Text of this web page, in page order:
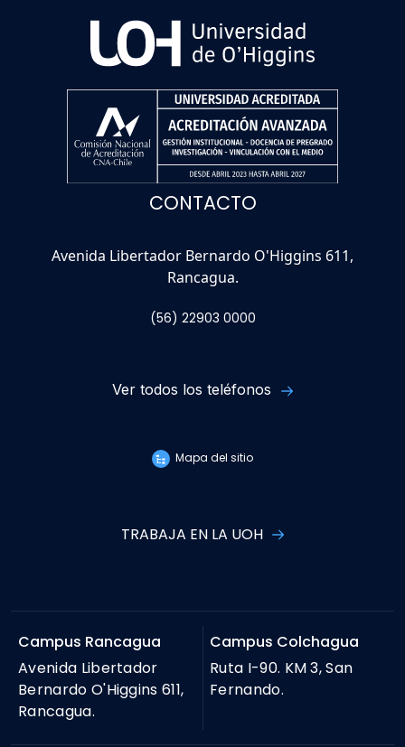
CONTACTO
Avenida Libertador Bernardo O'Higgins 611,
Rancagua.
(56) 22903 0000
Ver todos los teléfonos
Mapa del sitio
TRABAJA EN LA UOH
Campus Rancagua
Avenida Libertador
Bernardo O'Higgins 611,
Rancagua.
Campus Colchagua
Ruta I-90. KM 3, San
Fernando.